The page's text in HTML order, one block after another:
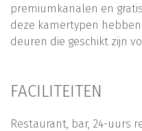
premiumkanalen en
deze kamertypen
deuren die geschikt zijn
FACILITEITEN
Restaurant, bar, 24-uurs